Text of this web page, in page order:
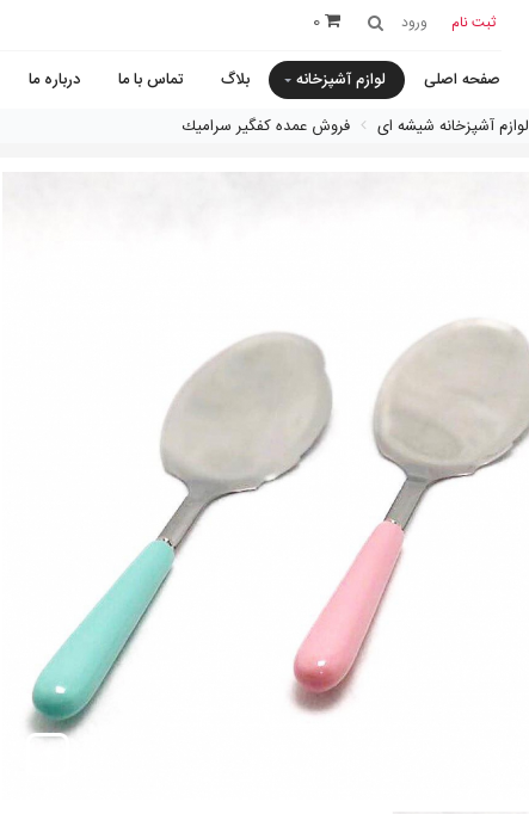
ثبت نام ورود 0
صفحه اصلی لوازم آشپزخانه بلاگ تماس با ما
درباره ما
لوازم آشپزخانه شیشه ای فروش عمده كفگير سراميك